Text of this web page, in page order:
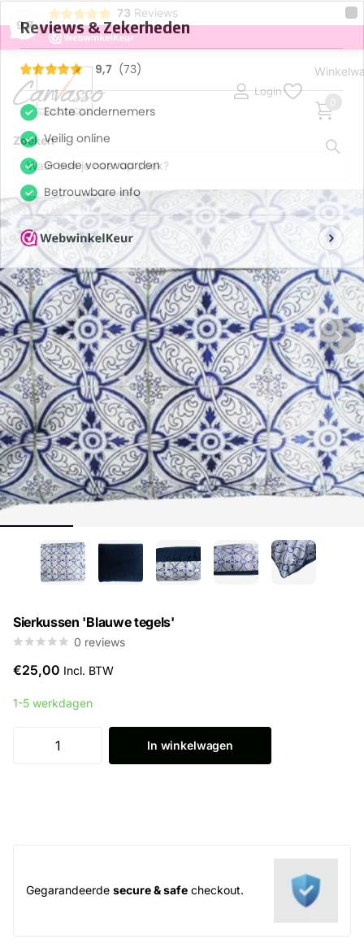
9,7
73 Reviews ×
Zoeken
Login
Deel dit product
Sierkussen 'Blauwe tegels'
0 reviews
€25,00 Incl. BTW
1-5 werkdagen
In winkelwagen
Gegarandeerde secure & safe checkout.